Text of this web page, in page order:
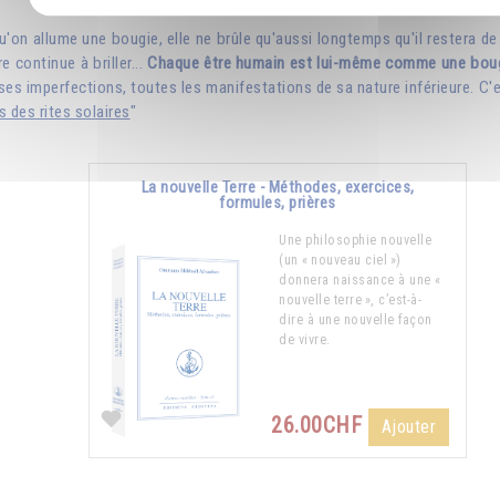
allume une bougie, elle ne brûle qu'aussi longtemps qu'il restera
continue à briller...Chaque être humain est lui-même comme une
imperfections, toutes les manifestations de sa nature inférieure.
des rites solaires"
La nouvelle Terre - Méthodes, exercices,
formules, prières
Une philosophie nouvelle
(un « nouveau ciel »)
donnera naissance à une «
nouvelle terre », c’est-à-
dire à une nouvelle façon
de vivre.
26.00CHF Ajouter